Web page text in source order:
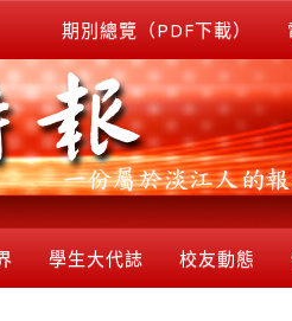
期別總覽（PDF下載）
學生大代誌 校友動態